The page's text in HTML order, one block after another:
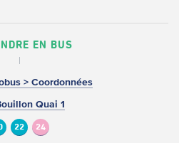
EN BUS
> Coordonnées
Quai 1
22 24